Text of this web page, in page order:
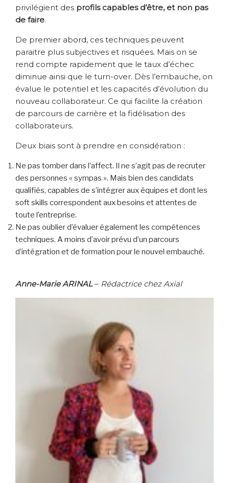
privilégient des profils capables d’être, et non pas
de faire.
De premier abord, ces techniques peuvent
paraitre plus subjectives et risquées. Mais on se
rend compte rapidement que le taux d’échec
diminue ainsi que le turn-over. Dès l’embauche, on
évalue le potentiel et les capacités d’évolution du
nouveau collaborateur. Ce qui facilite la création
de parcours de carrière et la fidélisation des
collaborateurs.
Deux biais sont à prendre en considération :
Ne pas tomber dans l’affect. Il ne s’agit pas de recruter
des personnes « sympas ». Mais bien des candidats
qualifiés, capables de s’intégrer aux équipes et dont les
soft skills correspondent aux besoins et attentes de
toute l’entreprise.
Ne pas oublier d’évaluer également les compétences
techniques. A moins d’avoir prévu d’un parcours
d’intégration et de formation pour le nouvel embauché.
Anne-Marie ARINAL – Rédactrice chez Axial